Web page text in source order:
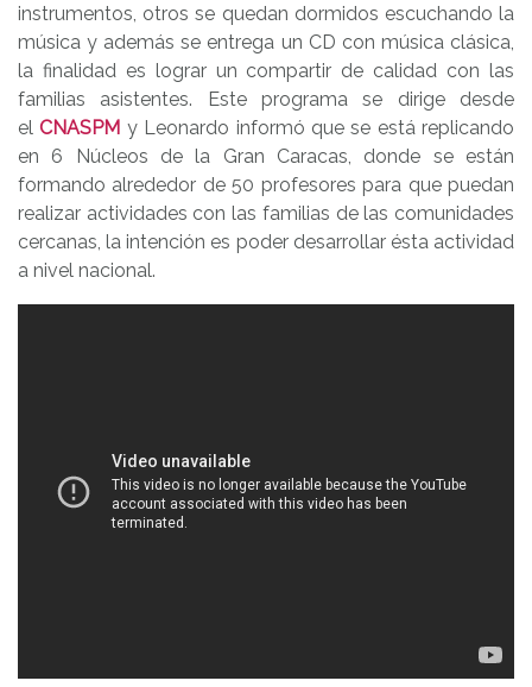
instrumentos, otros se quedan dormidos escuchando la
música y además se entrega un CD con música clásica,
la finalidad es lograr un compartir de calidad con las
familias asistentes. Este programa se dirige desde
elCNASPM y Leonardo informó que se está replicando
en 6 Núcleos de la Gran Caracas, donde se están
formando alrededor de 50 profesores para que puedan
realizar actividades con las familias de las comunidades
cercanas, la intención es poder desarrollar ésta actividad
a nivel nacional.